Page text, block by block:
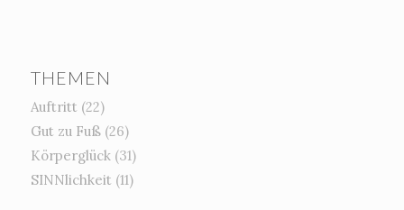
THEMEN
Auftritt (22)
Gut zu Fuß(26)
Körperglück(31)
SINNlichkeit (11)